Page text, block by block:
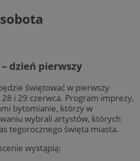
dzień pierwszy
świętować w pierwszy
i 29 czerwca. Program imprezy,
bytomianie, którzy w
wybrali artystów, których
tegorocznego święta miasta.
wystąpią: